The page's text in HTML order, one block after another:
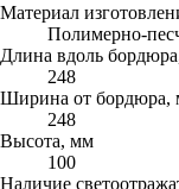
Материал
Полимерно-
Длина вдоль
248
Ширина от бордюра,
248
Высота, мм
100
Наличие